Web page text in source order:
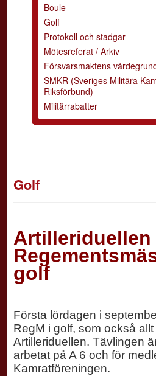
Boule
Golf
Protokoll och stadgar
Mötesreferat / Arkiv
Försvarsmaktens
SMKR (Sveriges Militära
Riksförbund)
Militärrabatter
Golf
Artilleriduellen
golf
Första lördagen i
RegM i golf, som också
Artilleriduellen. Tävlingen
arbetat på A 6 och för
Kamratföreningen.